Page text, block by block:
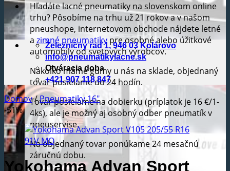
Hľadáte lacné pneumatiky na slovenskom online
trhu? Pôsobíme na trhu už 21 rokov a v našom
pneushope, internetovom obchode nájdete letné
a zimné pneumatiky pre osobné alebo úžitkové
automobily od svetových výrobcov.
Nakoľko máme gumy u nás na sklade, objednaný
tovar posielame do 24 hodín.
Tovar posielame na dobierku (príplatok je 16 €/1-
4ks), ale je možný aj osobný odber pneumatík v
pneuservise.
Na objednaný tovar ponúkame 24 mesačnú
záručnú dobu.
Železničný rad 1, 946 03 Kolárovo
info@pneumatikylacne.sk
Otváracia doba
+421 907 118 847
Domov/Pneumatiky 16"
-51%
Yokohama Advan Sport